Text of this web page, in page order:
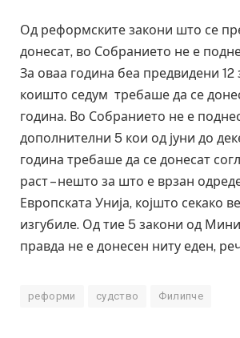
Од реформските закони што се
донесат, во Собранието не е
За оваа година беа предвидени 12
коишто седум требаше да се
година. Во Собранието не е
дополнителни 5 кои од јуни до
година требаше да се донесат
раст – нешто за што е врзан
Европската Унија, којшто секако
изгубиле. Од тие 5 закони од
правда не е донесен ниту еден,
реформи судство Филипче